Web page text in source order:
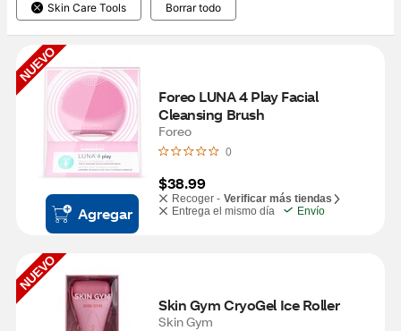
Skin Care Tools Borrar todo
NUEVO
Agregar
Foreo LUNA 4 Play Facial
Cleansing Brush
Foreo
0
$38.99
Recoger - Verificar más tiendas
Entrega el mismo día
Envío
NUEVO
Skin Gym CryoGel Ice Roller
Skin Gym